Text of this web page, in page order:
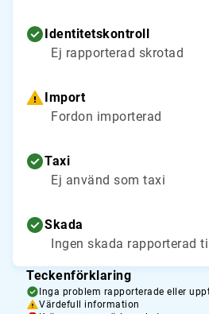
Identitetskontroll
Ej rapporterad skrotad
Import
Fordon importerad
Taxi
Ej använd som taxi
Skada
Ingen skada rapporterad
Teckenförklaring
Inga problem rapporterade eller
Värdefull information